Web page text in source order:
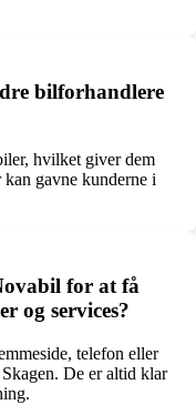
bilforhandlere
hvilket giver dem
kan gavne kunderne i
for at få
og services?
telefon eller
De er altid klar